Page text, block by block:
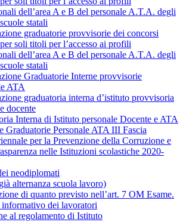
dell’area A e B del personale A.T.A. degli
statali
graduatorie provvisorie dei concorsi
soli titoli per l’accesso ai profili
dell’area A e B del personale A.T.A. degli
statali
Graduatorie Interne provvisorie
ATA
graduatoria interna d’istituto provvisoria
docente
Interna di Istituto personale Docente e ATA
Graduatorie Personale ATA III Fascia
per la Prevenzione della Corruzione e
nelle Istituzioni scolastiche 2020-
neodiplomati
alternanza scuola lavoro)
di quanto previsto nell’art. 7 OM Esame.
dei lavoratori
al regolamento di Istituto